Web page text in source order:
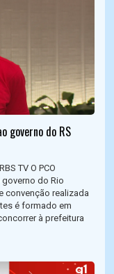
governo do RS
TV O PCO
do Rio
convenção realizada
é formado em
à prefeitura